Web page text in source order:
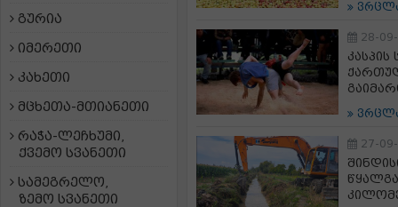
გურია
იმერეთი
კახეთი
მცხეთა-მთიანეთი
რაჭა-ლეჩხუმი,
ქვემო სვანეთი
სამეგრელო,
ზემო სვანეთი
28-
27-